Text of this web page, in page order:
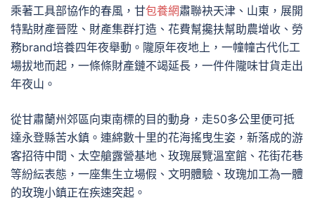
乘著工具部協作的春風，甘包養網肅聯袂天津、山東，展開
特點財產晉陞、財產集群打造、花費幫攙扶幫助農增收、勞
務brand培養四年夜舉動。隴原年夜地上，一幢幢古代化工
場拔地而起，一條條財產鏈不竭延長，一件件隴味甘貨走出
年夜山。
從甘肅蘭州郊區向東南標的目的動身，走50多公里便可抵
達永登縣苦水鎮。連綿數十里的花海搖曳生姿，新落成的游
客招待中間、太空艙露營基地、玫瑰展覽溫室館、花街花巷
等紛紜表態，一座集生立場假、文明體驗、玫瑰加工為一體
的玫瑰小鎮正在疾速突起。